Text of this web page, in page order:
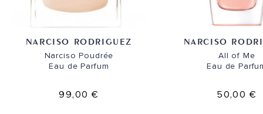
NARCISO RODRIGUEZ
Narciso Poudrée
Eau de Parfum
99,00 €
NARCISO
All of Me
Eau de
50,00 €